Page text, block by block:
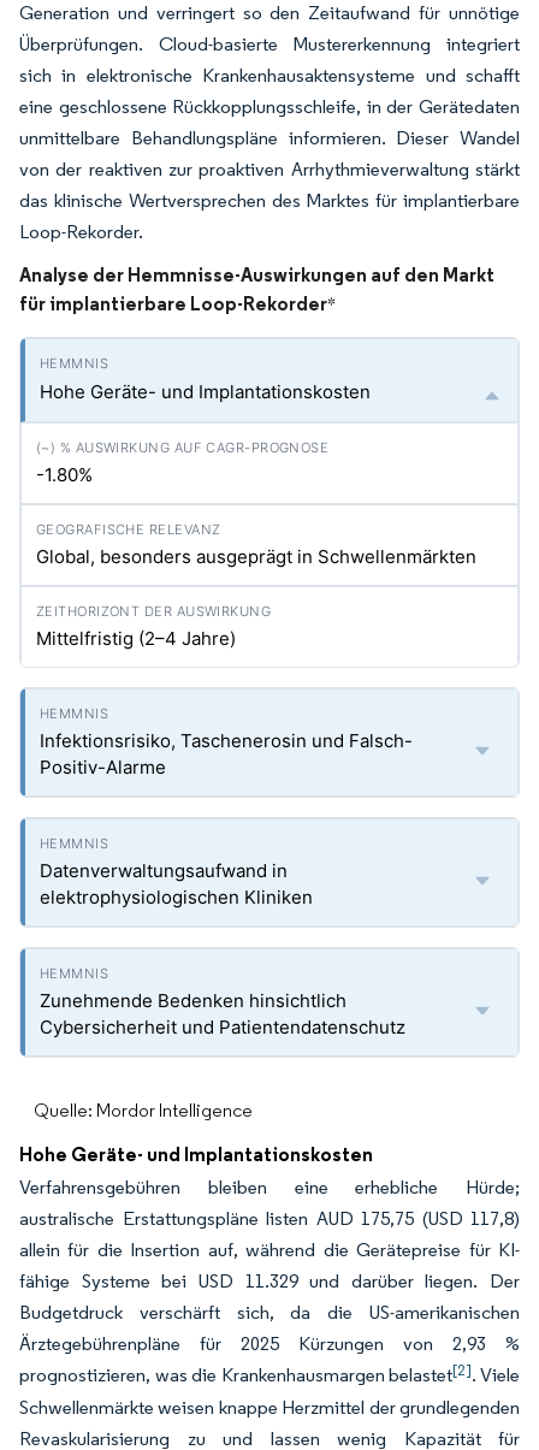
Generation und verringert so den Zeitaufwand für unnötige
Überprüfungen. Cloud-basierte Mustererkennung integriert
sich in elektronische Krankenhausaktensysteme und schafft
eine geschlossene Rückkopplungsschleife, in der Gerätedaten
unmittelbare Behandlungspläne informieren. Dieser Wandel
von der reaktiven zur proaktiven Arrhythmieverwaltung stärkt
das klinische Wertversprechen des Marktes für implantierbare
Loop-Rekorder.
Analyse der Hemmnisse-Auswirkungen auf den Markt
für implantierbare Loop-Rekorder*
Hohe Geräte- und Implantationskosten
-1.80%
Global, besonders ausgeprägt in Schwellenmärkten
Mittelfristig (2–4 Jahre)
Infektionsrisiko, Taschenerosin und Falsch-
Positiv-Alarme
Datenverwaltungsaufwand in
elektrophysiologischen Kliniken
Zunehmende Bedenken hinsichtlich
Cybersicherheit und Patientendatenschutz
Quelle: Mordor Intelligence
Hohe Geräte- und Implantationskosten
Verfahrensgebühren bleiben eine erhebliche Hürde;
australische Erstattungspläne listen AUD 175,75 (USD 117,8)
allein für die Insertion auf, während die Gerätepreise für KI-
fähige Systeme bei USD 11.329 und darüber liegen. Der
Budgetdruck verschärft sich, da die US-amerikanischen
Ärztegebührenpläne für 2025 Kürzungen von 2,93 %
prognostizieren, was die Krankenhausmargen belastet[2]. Viele
Schwellenmärkte weisen knappe Herzmittel der grundlegenden
Revaskularisierung zu und lassen wenig Kapazität für